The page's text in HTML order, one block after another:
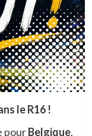
le R16 !
pourBelgique.